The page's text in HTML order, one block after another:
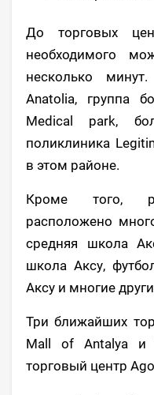
До торговых
необходимого
несколько
Anatolia, группа
Medical park,
поликлиника
в этом районе.
Кроме того,
расположено
средняя школа
школа Аксу,
Аксу и многие
Три ближайших
Mall of Antalya и
торговый центр